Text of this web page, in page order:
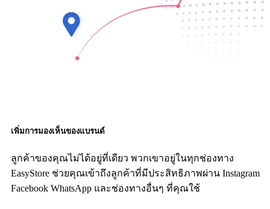
เพิ่มการมองเห็นของแบรนด์
ลูกค้าของคุณไม่ได้อยู่ที่เดียว พวกเขาอยู่ในทุกช่องทาง
EasyStore ช่วยคุณเข้าถึงลูกค้าที่มีประสิทธิภาพผ่าน Instagram
Facebook WhatsApp และช่องทางอื่นๆ ที่คุณใช้